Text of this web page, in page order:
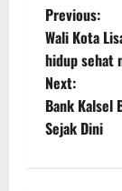
P
o
s
t
Previous:
Wali Kota
hidup sehat
Next:
Bank Kalsel
Sejak Dini